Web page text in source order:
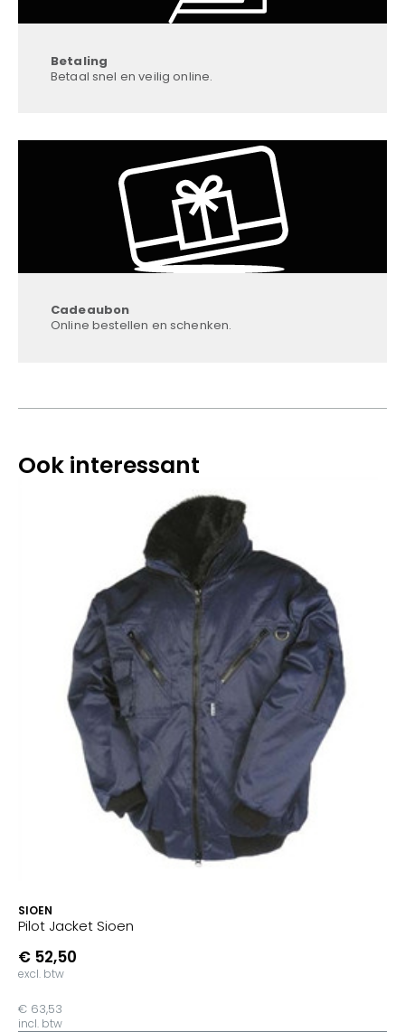
Betaling
Betaal snel en veilig online.
Cadeaubon
Online bestellen en schenken.
Ook interessant
SIOEN
Pilot Jacket Sioen
€ 52,50
excl. btw
€ 63,53
incl. btw